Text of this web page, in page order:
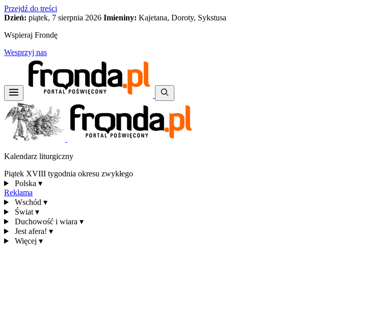
Przejdź do treści
Dzień: piątek, 7 sierpnia 2026 Imieniny: Kajetana, Doroty, Sykstusa
Wspieraj Frondę
Wesprzyj nas
Kalendarz liturgiczny
Piątek XVIII tygodnia okresu zwykłego
Polska ▾
Reklama
Wschód ▾
Świat ▾
Duchowość i wiara ▾
Jest afera! ▾
Więcej ▾